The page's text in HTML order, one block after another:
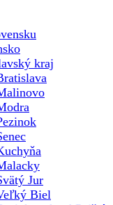
kraj
Jur
Biel